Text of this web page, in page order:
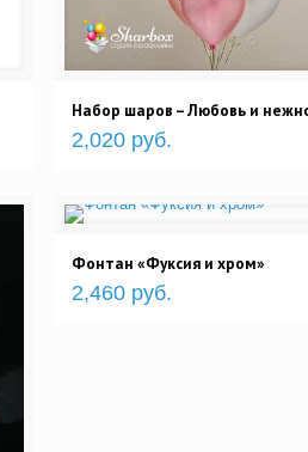
Набор шаров – Любовь и
2,020 руб.
Фонтан «Фуксия и хром»
2,460 руб.